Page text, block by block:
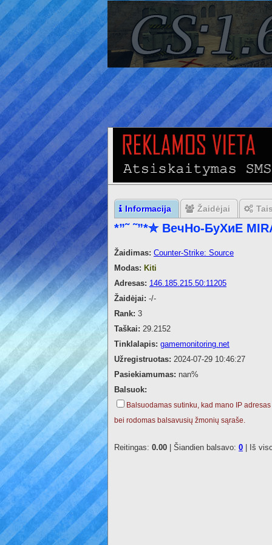
Informacija Žaidėjai
*”˜ ˜”*✮ BeчHo-БуXиE
Žaidimas: Counter-Strike: Source
Modas: Kiti
Adresas: 146.185.215.50:11205
Žaidėjai: -/-
Rank: 3
Taškai: 29.2152
Tinklalapis: gamemonitoring.net
Užregistruotas: 2024-07-29 10:46:27
Pasiekiamumas: nan%
Balsuok:
Balsuodamas sutinku, kad mano IP
bei rodomas balsavusių žmonių sąraše.
Reitingas: 0.00 | Šiandien balsavo: 0 | Iš